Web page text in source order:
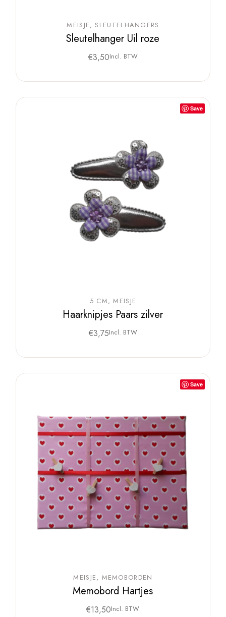
MEISJE SLEUTELHANGERS
Sleutelhanger Uil roze
€3,50Incl. BTW
Save
5 CM MEISJE
Haarknipjes Paars zilver
€3,75Incl. BTW
Save
MEISJE MEMOBORDEN
Memobord Hartjes
€13,50Incl. BTW